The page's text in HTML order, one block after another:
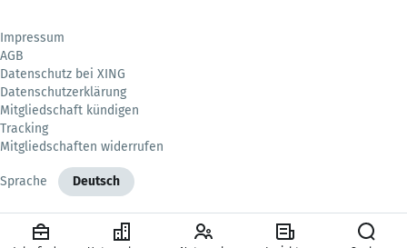
Impressum
AGB
Datenschutz bei XING
Datenschutzerklärung
Mitgliedschaft kündigen
Tracking
Mitgliedschaften widerrufen
Sprache Deutsch